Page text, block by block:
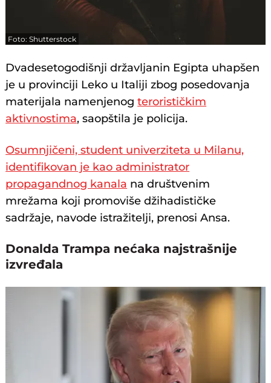
Foto: Shutterstock
Dvadesetogodišnji državljanin Egipta uhapšen
je u provinciji Leko u Italiji zbog posedovanja
materijala namenjenogterorističkim
aktivnostima, saopštila je policija.
Osumnjičeni, student univerziteta u Milanu,
identifikovan je kao administrator
propagandnog kanala na društvenim
mrežama koji promoviše džihadističke
sadržaje, navode istražitelji, prenosi Ansa.
Donalda Trampa nećaka najstrašnije
izvređala